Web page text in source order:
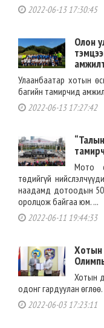
2022-06-13 17:30:45
Олон
Улаанбаатар хотын
багийн тамирчид
2022-06-13 17:27:42
Мото
төдийгүй
наадамд дотоодын
оролцож байгаа юм. ...
2022-06-11 19:44:33
Хотын
Хотын
одонг гардуулан өглөө.
2022-06-03 17:23:11